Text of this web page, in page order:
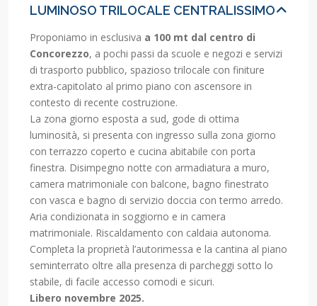
LUMINOSO TRILOCALE CENTRALISSIMO
Proponiamo in esclusiva a 100 mt dal centro di
Concorezzo, a pochi passi da scuole e negozi e servizi
di trasporto pubblico, spazioso trilocale con finiture
extra-capitolato al primo piano con ascensore in
contesto di recente costruzione.
La zona giorno esposta a sud, gode di ottima
luminosità, si presenta con ingresso sulla zona giorno
con terrazzo coperto e cucina abitabile con porta
finestra. Disimpegno notte con armadiatura a muro,
camera matrimoniale con balcone, bagno finestrato
con vasca e bagno di servizio doccia con termo arredo.
Aria condizionata in soggiorno e in camera
matrimoniale. Riscaldamento con caldaia autonoma.
Completa la proprietà l’autorimessa e la cantina al piano
seminterrato oltre alla presenza di parcheggi sotto lo
stabile, di facile accesso comodi e sicuri.
Libero novembre 2025.